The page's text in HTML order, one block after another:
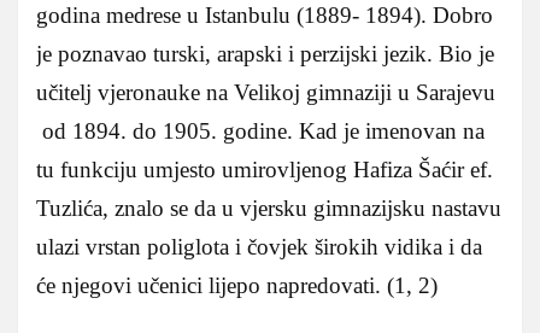
godina medrese u Istanbulu (1889- 1894). Dobro
je poznavao turski, arapski i perzijski jezik. Bio je
učitelj vjeronauke na Velikoj gimnaziji u Sarajevu
od 1894. do 1905. godine. Kad je imenovan na
tu funkciju umjesto umirovljenog Hafiza Šaćir ef.
Tuzlića, znalo se da u vjersku gimnazijsku nastavu
ulazi vrstan poliglota i čovjek širokih vidika i da
će njegovi učenici lijepo napredovati. (1, 2)